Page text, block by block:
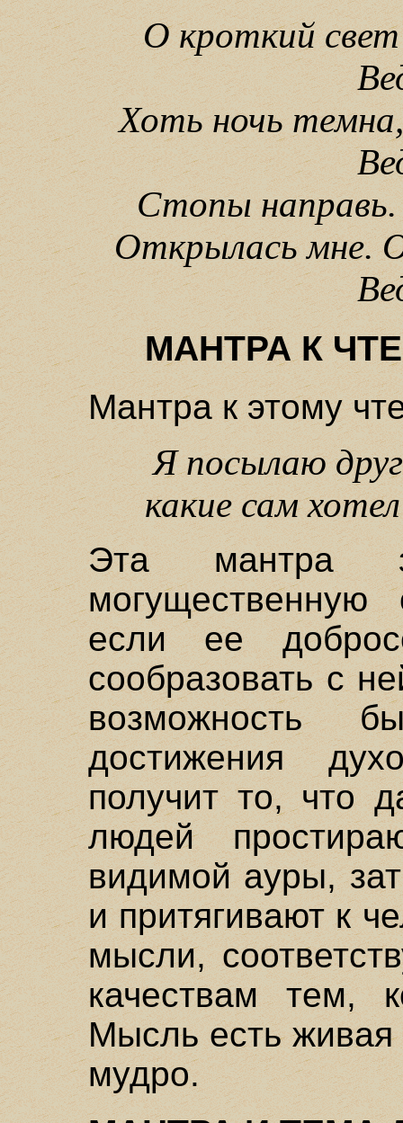
О кроткий
Хоть ночь
Стопы
Открылась мне.
МАНТРА К
Мантра к этому
Я посылаю
какие сам
Эта мантра
могущественную
если ее
сообразовать с
возможность
достижения
получит то, что
людей
видимой ауры,
и притягивают к
мысли,
качествам тем,
Мысль есть живая
мудро.